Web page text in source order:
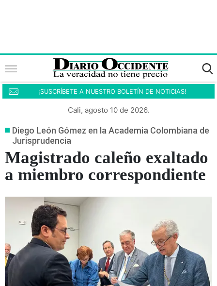
¡SUSCRÍBETE A NUESTRO BOLETÍN DE NOTICIAS!
Cali, agosto 10 de 2026.
Diego León Gómez en la Academia Colombiana de
Jurisprudencia
Magistrado caleño exaltado
a miembro correspondiente